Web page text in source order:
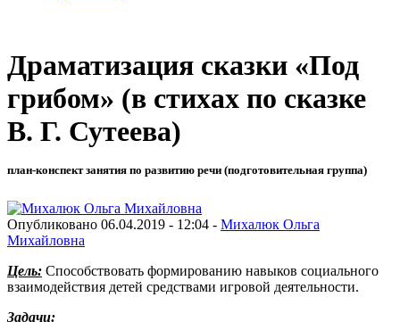
Драматизация сказки «Под
грибом» (в стихах по сказке
В. Г. Сутеева)
план-конспект занятия по развитию речи (подготовительная группа)
Опубликовано 06.04.2019 - 12:04 - Михалюк Ольга
Михайловна
Цель: Способствовать формированию навыков социального
взаимодействия детей средствами игровой деятельности.
Задачи: